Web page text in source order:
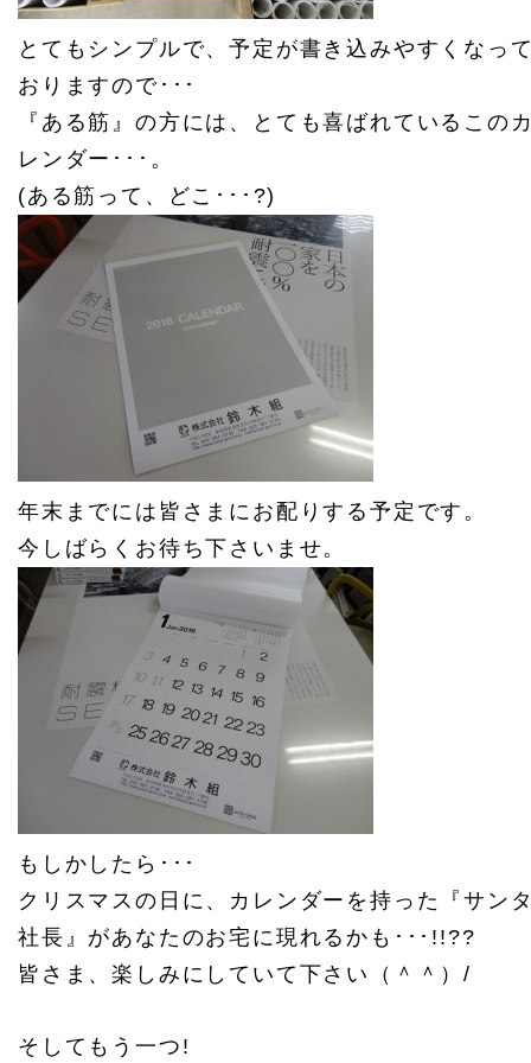
とてもシンプルで、予定が書き込みやすくなっ
おりますので･･･
『ある筋』の方には、とても喜ばれているこの
レンダー･･･。
(ある筋って、どこ･･･?)
年末までには皆さまにお配りする予定です。
今しばらくお待ち下さいませ。
もしかしたら･･･
クリスマスの日に、カレンダーを持った『サン
社長』があなたのお宅に現れるかも･･･!!??
皆さま、楽しみにしていて下さい（＾＾）/
そしてもう一つ!